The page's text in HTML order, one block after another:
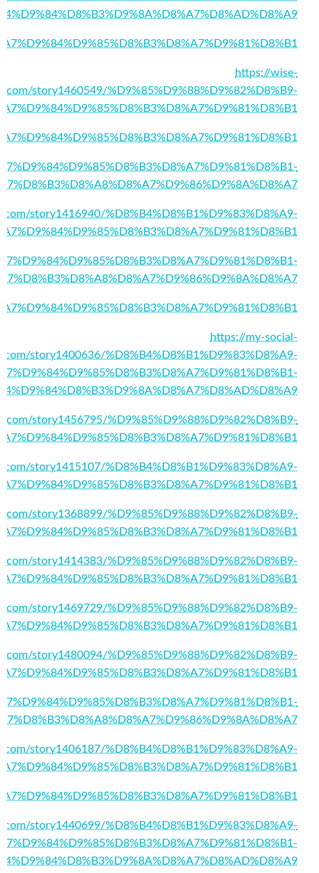
https://wise-
story1460549/%D9%85%D9%88%D9%82%D8%B9-
story1416940/%D8%B4%D8%B1%D9%83%D8%A9-
https://my-social-
story1400636/%D8%B4%D8%B1%D9%83%D8%A9-
story1456795/%D9%85%D9%88%D9%82%D8%B9-
story1415107/%D8%B4%D8%B1%D9%83%D8%A9-
story1368899/%D9%85%D9%88%D9%82%D8%B9-
story1414383/%D9%85%D9%88%D9%82%D8%B9-
story1469729/%D9%85%D9%88%D9%82%D8%B9-
story1480094/%D9%85%D9%88%D9%82%D8%B9-
story1406187/%D8%B4%D8%B1%D9%83%D8%A9-
story1440699/%D8%B4%D8%B1%D9%83%D8%A9-